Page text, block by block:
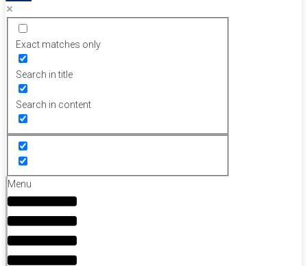
Exact matches only
Search in title
Search in content
Menu